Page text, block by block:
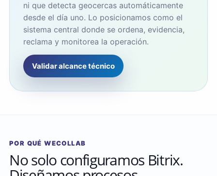
ni que detecta geocercas automáticamente
desde el día uno. Lo posicionamos como el
sistema central donde se ordena, evidencia,
reclama y monitorea la operación.
Validar alcance técnico
POR QUÉ WECOLLAB
No solo configuramos Bitrix.